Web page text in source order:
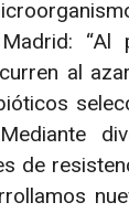
al
de